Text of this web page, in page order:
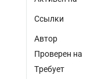
Ссылки
Автор
Проверен на
Требует